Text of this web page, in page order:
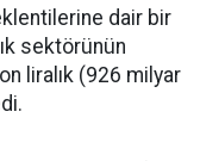
dair bir
sektörünün
liralık (926 milyar